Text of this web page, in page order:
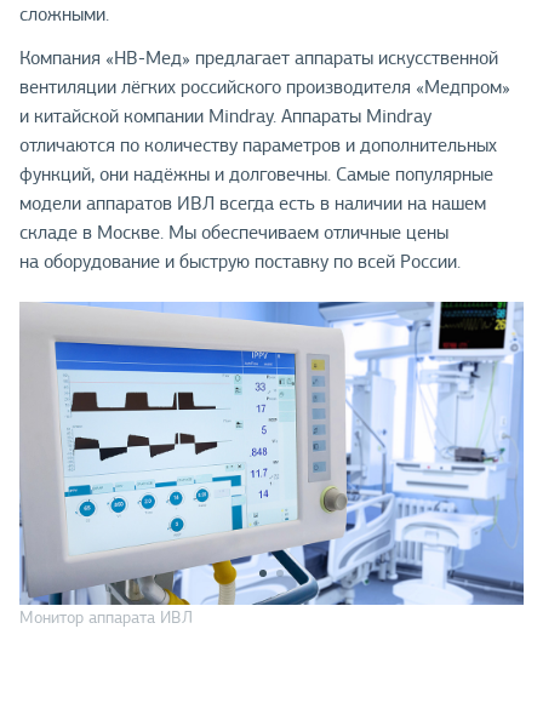
сложными.
Компания «НВ-Мед» предлагает аппараты искусственной
вентиляции лёгких российского производителя «Медпром»
и китайской компании Mindray. Аппараты Mindray
отличаются по количеству параметров и дополнительных
функций, они надёжны и долговечны. Самые популярные
модели аппаратов ИВЛ всегда есть в наличии на нашем
складе в Москве. Мы обеспечиваем отличные цены
на оборудование и быструю поставку по всей России.
Монитор аппарата ИВЛ